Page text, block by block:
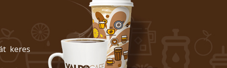
keres